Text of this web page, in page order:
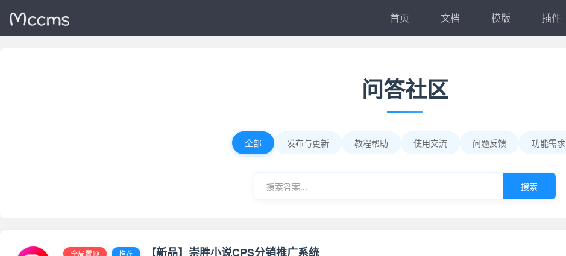
首页 文档 模版 插件
问答社区
全部 发布与更新 教程帮助 使用交流 问题反馈 功能需求
搜索
全局置顶 推荐 【新品】崇胜小说CPS分销推广系统